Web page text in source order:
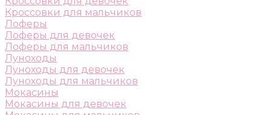
Кроссовки для мальчиков
Лоферы
Лоферы для девочек
Лоферы для мальчиков
Луноходы
Луноходы для девочек
Луноходы для мальчиков
Мокасины
Мокасины для девочек